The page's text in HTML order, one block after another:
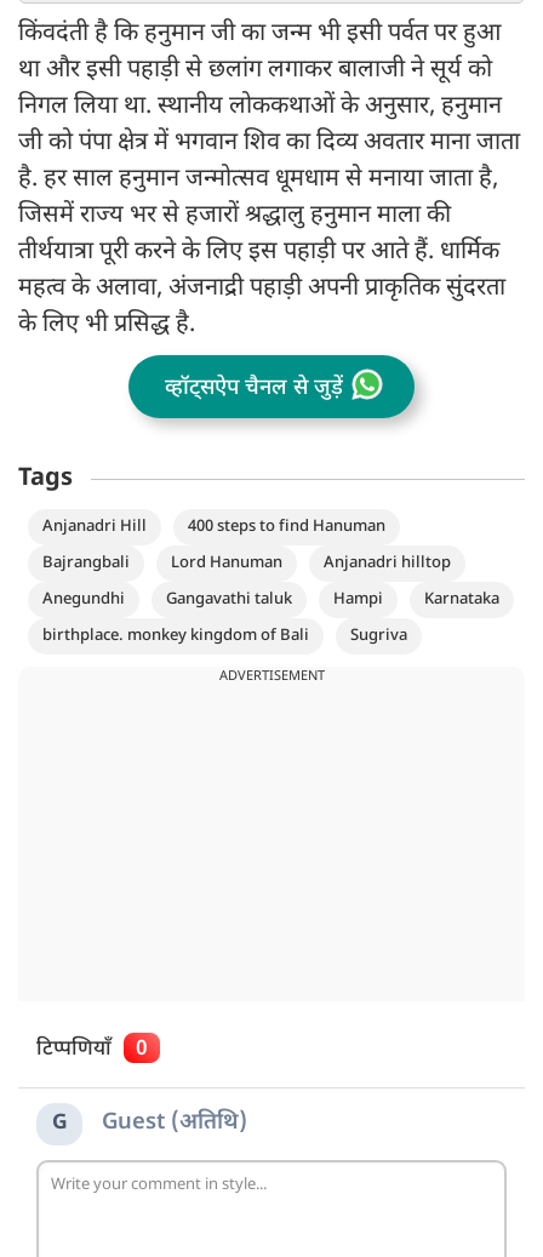
किंवदंती है कि हनुमान जी का जन्म भी इसी पर्वत पर हुआ
था और इसी पहाड़ी से छलांग लगाकर बालाजी ने सूर्य को
निगल लिया था. स्थानीय लोककथाओं के अनुसार, हनुमान
जी को पंपा क्षेत्र में भगवान शिव का दिव्य अवतार माना जाता
है. हर साल हनुमान जन्मोत्सव धूमधाम से मनाया जाता है,
जिसमें राज्य भर से हजारों श्रद्धालु हनुमान माला की
तीर्थयात्रा पूरी करने के लिए इस पहाड़ी पर आते हैं. धार्मिक
महत्व के अलावा, अंजनाद्री पहाड़ी अपनी प्राकृतिक सुंदरता
के लिए भी प्रसिद्ध है.
व्हॉट्सऐप चैनल से जुड़ें
Tags
Anjanadri Hill
400 steps to find Hanuman
Bajrangbali
Lord Hanuman
Anjanadri hilltop
Anegundhi
Gangavathi taluk Hampi
Karnataka
birthplace. monkey kingdom of Bali
Sugriva
ADVERTISEMENT
टिप्पणियाँ 0
G Guest (अतिथि)